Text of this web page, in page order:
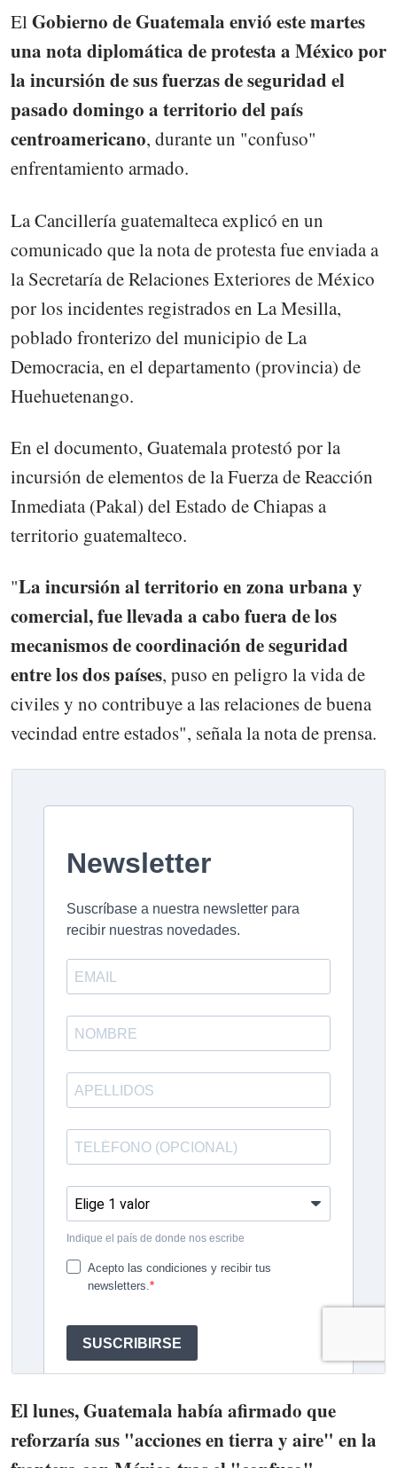
ElGobierno de Guatemala envió este martes
una nota diplomática de protesta a México por
la incursión de sus fuerzas de seguridad el
pasado domingo a territorio del país
centroamericano, durante un "confuso"
enfrentamiento armado.
La Cancillería guatemalteca explicó en un
comunicado que la nota de protesta fue enviada a
la Secretaría de Relaciones Exteriores de México
por los incidentes registrados en La Mesilla,
poblado fronterizo del municipio de La
Democracia, en el departamento (provincia) de
Huehuetenango.
En el documento, Guatemala protestó por la
incursión de elementos de la Fuerza de Reacción
Inmediata (Pakal) del Estado de Chiapas a
territorio guatemalteco.
"La incursión al territorio en zona urbana y
comercial, fue llevada a cabo fuera de los
mecanismos de coordinación de seguridad
entre los dos países, puso en peligro la vida de
civiles y no contribuye a las relaciones de buena
vecindad entre estados", señala la nota de prensa.
El lunes, Guatemala había afirmado que
reforzaría sus "acciones en tierra y aire" en la